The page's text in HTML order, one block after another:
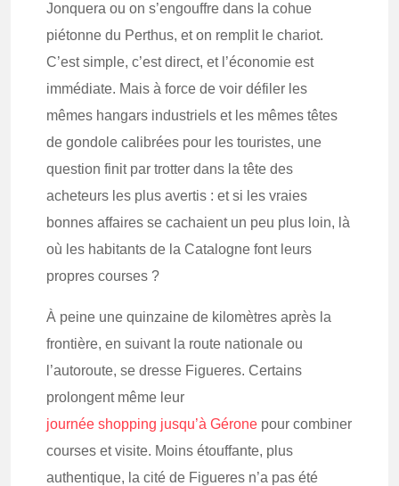
Jonquera ou on s’engouffre dans la cohue
piétonne du Perthus, et on remplit le chariot.
C’est simple, c’est direct, et l’économie est
immédiate. Mais à force de voir défiler les
mêmes hangars industriels et les mêmes têtes
de gondole calibrées pour les touristes, une
question finit par trotter dans la tête des
acheteurs les plus avertis : et si les vraies
bonnes affaires se cachaient un peu plus loin, là
où les habitants de la Catalogne font leurs
propres courses ?
À peine une quinzaine de kilomètres après la
frontière, en suivant la route nationale ou
l’autoroute, se dresse Figueres. Certains
prolongent même leur
journée shopping jusqu’à Gérone pour combiner
courses et visite. Moins étouffante, plus
authentique, la cité de Figueres n’a pas été